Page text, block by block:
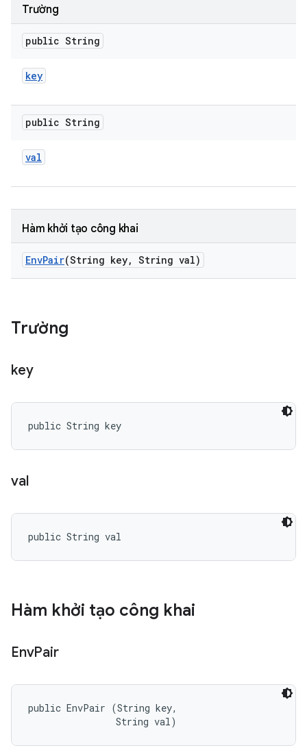
Trường
public String
key
public String
val
Hàm khởi tạo công khai
EnvPair(String key, String val)
Trường
key
public String key
val
public String val
Hàm khởi tạo công khai
EnvPair
public EnvPair (String key,
                String val)